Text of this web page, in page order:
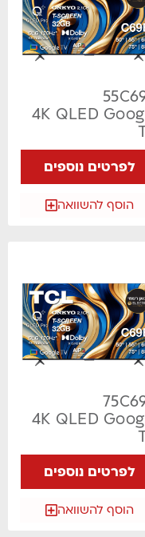
4K QLED
לפרטים נוספים
הוסף להשוואה
4K QLED
לפרטים נוספים
הוסף להשוואה